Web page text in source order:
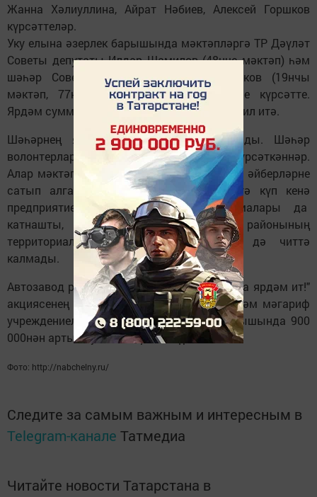
Жанна Хәлиуллина, Айрат Нәбиев, Алексей Горшков
күрсәттеләр.
Уку елына әзерлек барышында мәктәпләргә ТР Дәүләт
Советы депутаты Илдар Шамилов (48нче мәктәп) һәм
шәһәр Советы депутаты Алексей Горшков (19нчы
мәктәп, 77нче гимназия) хәйрия ярдәме күрсәтте.
Ярдәм суммасы 500 000нән артыграк тәшкил итә.
Шәһәрнең яшьләре дә битараф калмады. Шәһәр
волонтерлары балаларга хәйрия ярдәме күрсәткәннәр.
Алар мәктәп укучылары өчен кирәк булган әйберләрне
сатып алганнар. Акциядә актив рәвештә күп кенә
предприятиеләр һәм коммерция оешмалары да
катнашты, моннан тыш Автозавод районының
территориаль иҗтимагый үзидарәләре дә читтә
калмады.
Автозавод районында "Мәктәпкә җыенырга ярдәм ит!"
акциясенең бөтен чорында 357 укучыга һәм мәгариф
учреждениеләренә уку елына әзерлек барышында 900
000нән артык суммага ярдәм күрсәтелгән.
Фото: http://nabchelny.ru/
Следите за самым важным и интересным в
Telegram-канале Татмедиа
Читайте новости Татарстана в